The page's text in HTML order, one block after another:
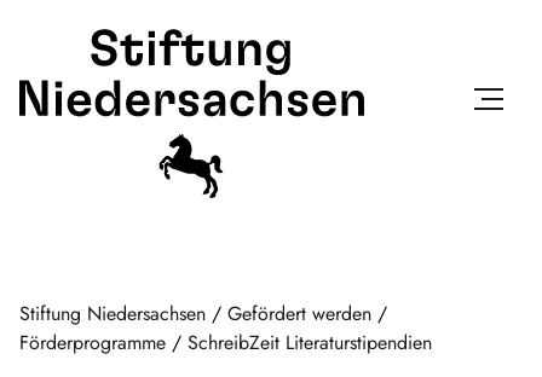
Stiftung Niedersachsen / Gefördert werden /
Förderprogramme / SchreibZeit Literaturstipendien